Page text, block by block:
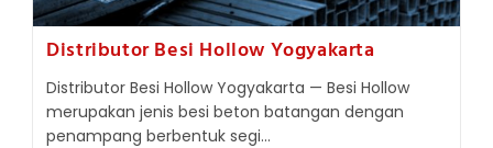
Distributor Besi Hollow Yogyakarta
Distributor Besi Hollow Yogyakarta — Besi Hollow
merupakan jenis besi beton batangan dengan
penampang berbentuk segi…